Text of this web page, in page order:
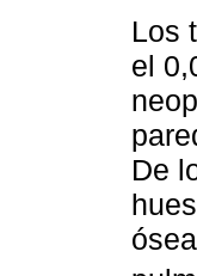
Los
el
De